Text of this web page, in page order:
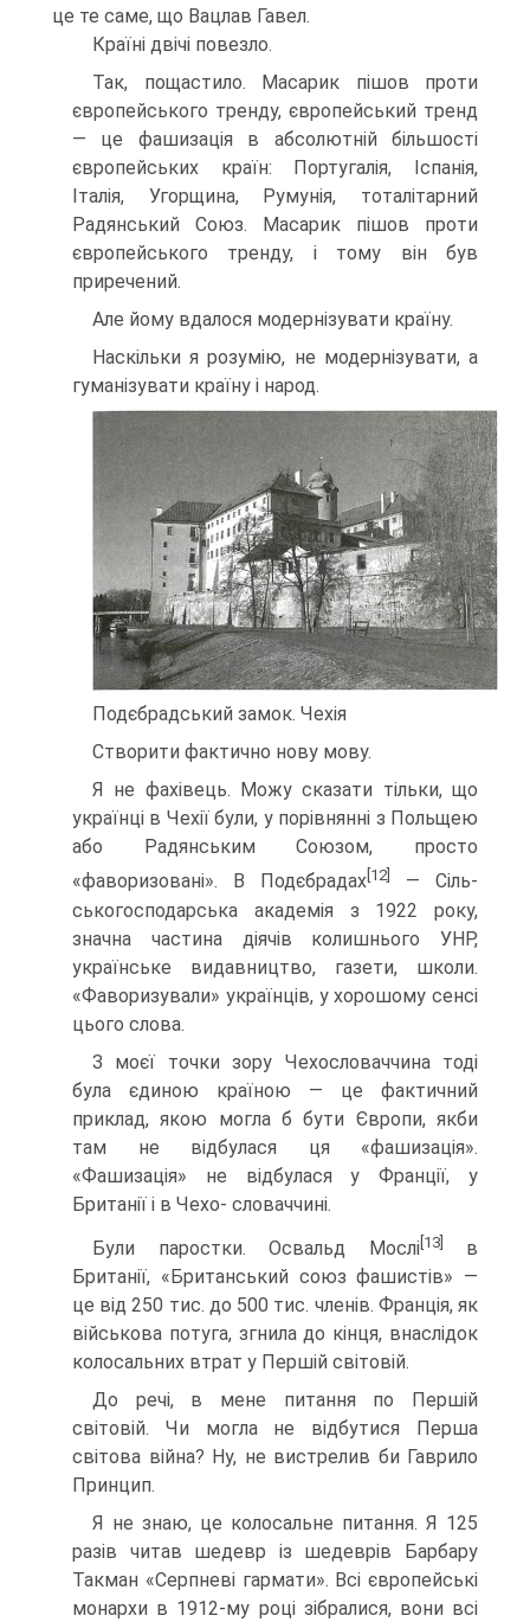
це те саме, що Вацлав Гавел.
Країні двічі повезло.
Так, пощастило. Масарик пішов проти
європейського тренду, європейський тренд
— це фашизація в абсолют­ній більшості
європейських країн: Португалія, Іспанія,
Італія, Угорщина, Румунія, тоталітарний
Радянський Союз. Масарик пішов проти
європейського тренду, і тому він був
приречений.
Але йому вдалося модернізувати країну.
Наскільки я розумію, не модернізувати, а
гуманізува­ти країну і народ.
Подєбрадський замок. Чехія
Створити фактично нову мову.
Я не фахівець. Можу сказати тільки, що
українці в Чехії були, у порівнянні з Польщею
або Радянським Союзом, просто
«фаворизовані». В Подєбрадах [12]
— Сіль­
ськогосподарська академія з 1922 року,
значна частина діячів колишнього УНР,
українське видавництво, газети, школи.
«Фаворизували» українців, у хорошому сенсі
цьо­го слова.
З моєї точки зору Чехословаччина тоді
була єди­ною країною — це фактичний
приклад, якою могла б бути Європи, якби
там не відбулася ця «фашизація».
«Фашизація» не відбулася у Франції, у
Британії і в Чехо- словаччині.
Були паростки. Освальд Мослі[13]
в
Британії, «Бри­танський союз фашистів» —
це від 250 тис. до 500 тис. членів. Франція, як
військова потуга, згнила до кінця, внаслідок
колосальних втрат у Першій світовій.
До речі, в мене питання по Першій
світовій. Чи могла не відбутися Перша
світова війна? Ну, не вистрелив би Гаврило
Принцип.
Я не знаю, це колосальне питання. Я 125
разів читав шедевр із шедеврів Барбару
Такман «Серпневі гармати». Всі європейські
монархи в 1912-му році зібралися, вони всі